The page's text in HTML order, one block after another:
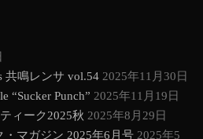
共鳴レンサ vol.54 2025年11月30日
“Sucker Punch” 2025年11月19日
ィーク2025秋 2025年8月29日
マガジン 2025年6月号 2025年5